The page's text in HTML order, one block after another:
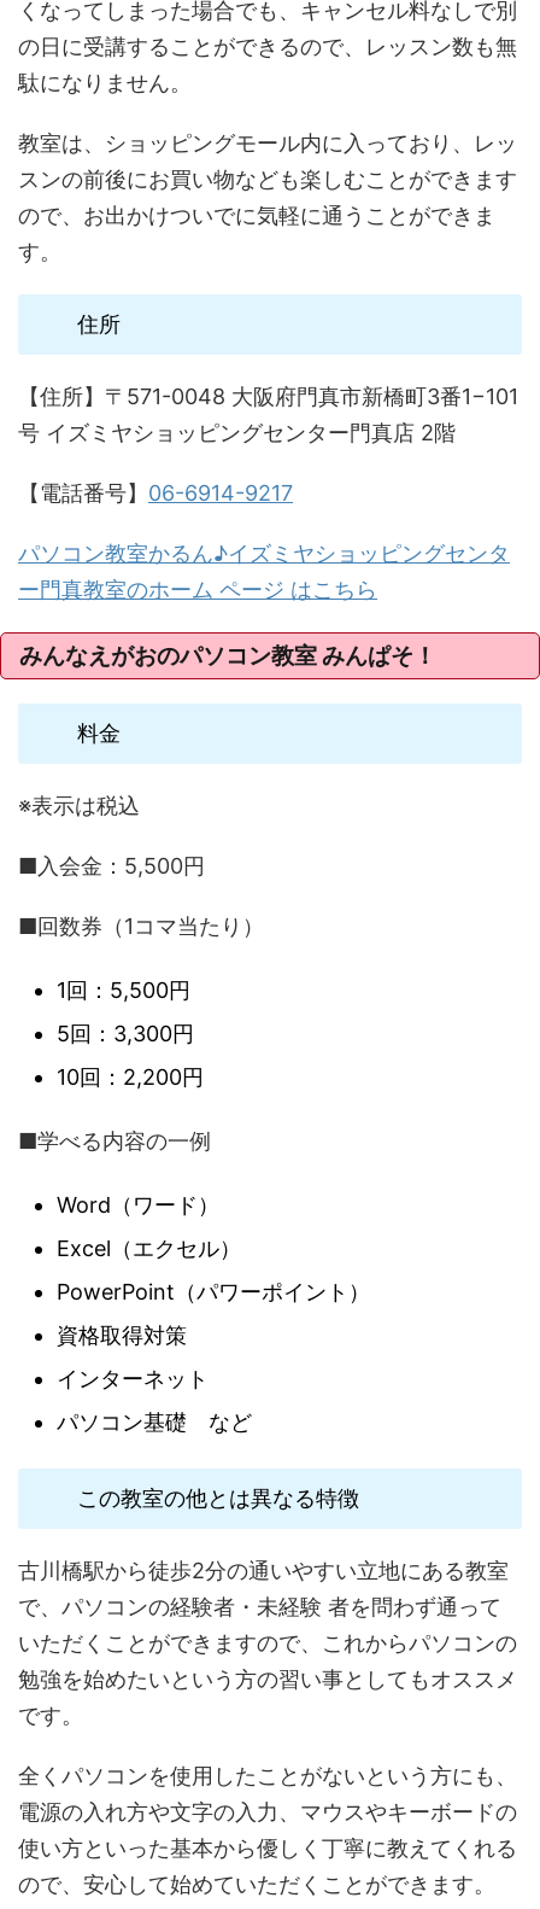
くなってしまった場合でも、キャンセル料なしで別
の日に受講することができるので、レッスン数も無
駄になりません。
教室は、ショッピングモール内に入っており、レッ
スンの前後にお買い物なども楽しむことができます
ので、お出かけついでに気軽に通うことができま
す。
住所
【住所】〒571-0048 大阪府門真市新橋町3番1−101
号 イズミヤショッピングセンター門真店 2階
【電話番号】 06-6914-9217
パソコン教室かるん♪イズミヤショッピングセンタ
ー門真教室のホーム ページ はこちら
みんなえがおのパソコン教室 みんぱそ！
料金
※表示は税込
■入会金：5,500円
■回数券（1コマ当たり）
1回：5,500円
5回：3,300円
10回：2,200円
■学べる内容の一例
Word（ワード）
Excel（エクセル）
PowerPoint（パワーポイント）
資格取得対策
インターネット
パソコン基礎 など
この教室の他とは異なる特徴
古川橋駅から徒歩2分の通いやすい立地にある教室
で、パソコンの経験者・未経験 者を問わず通って
いただくことができますので、これからパソコンの
勉強を始めたいという方の習い事としてもオススメ
です。
全くパソコンを使用したことがないという方にも、
電源の入れ方や文字の入力、マウスやキーボードの
使い方といった基本から優しく丁寧に教えてくれる
ので、安心して始めていただくことができます。